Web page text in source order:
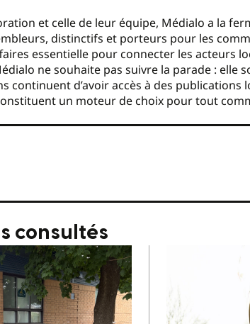
et celle de leur équipe, Médialo a la
distinctifs et porteurs pour les
essentielle pour connecter les acteurs
ne souhaite pas suivre la parade : elle
continuent d’avoir accès à des publications
un moteur de choix pour tout
consultés